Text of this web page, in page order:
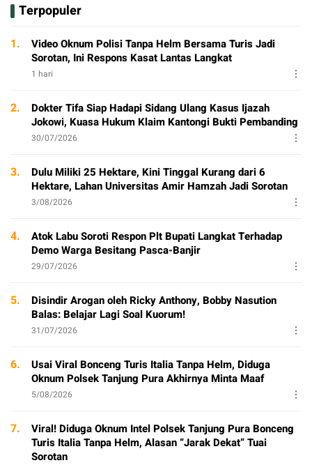
Terpopuler
1.
Video Oknum Polisi Tanpa Helm Bersama Turis Jadi
Sorotan, Ini Respons Kasat Lantas Langkat
1 hari
2.
Dokter Tifa Siap Hadapi Sidang Ulang Kasus Ijazah
Jokowi, Kuasa Hukum Klaim Kantongi Bukti Pembanding
30/07/2026
3.
Dulu Miliki 25 Hektare, Kini Tinggal Kurang dari 6
Hektare, Lahan Universitas Amir Hamzah Jadi Sorotan
3/08/2026
4.
Atok Labu Soroti Respon Plt Bupati Langkat Terhadap
Demo Warga Besitang Pasca-Banjir
29/07/2026
5.
Disindir Arogan oleh Ricky Anthony, Bobby Nasution
Balas: Belajar Lagi Soal Kuorum!
31/07/2026
6.
Usai Viral Bonceng Turis Italia Tanpa Helm, Diduga
Oknum Polsek Tanjung Pura Akhirnya Minta Maaf
5/08/2026
7.
Viral! Diduga Oknum Intel Polsek Tanjung Pura Bonceng
Turis Italia Tanpa Helm, Alasan “Jarak Dekat” Tuai
Sorotan